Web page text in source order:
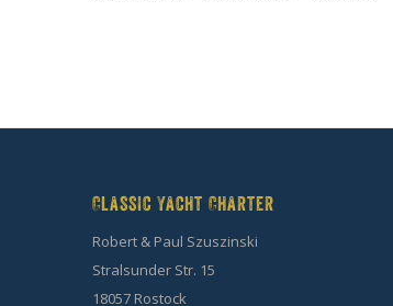
Classic Yacht Charter
Robert & Paul Szuszinski
Stralsunder Str. 15
18057 Rostock